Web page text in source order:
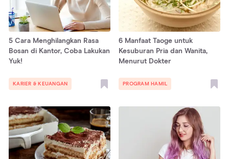
5 Cara Menghilangkan Rasa
Bosan di Kantor, Coba Lakukan
Yuk!
KARIER & KEUANGAN
6 Manfaat Taoge untuk
Kesuburan Pria dan Wanita,
Menurut Dokter
PROGRAM HAMIL